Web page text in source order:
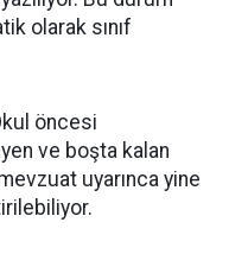
olarak sınıf
öncesi
ve boşta kalan
uyarınca yine